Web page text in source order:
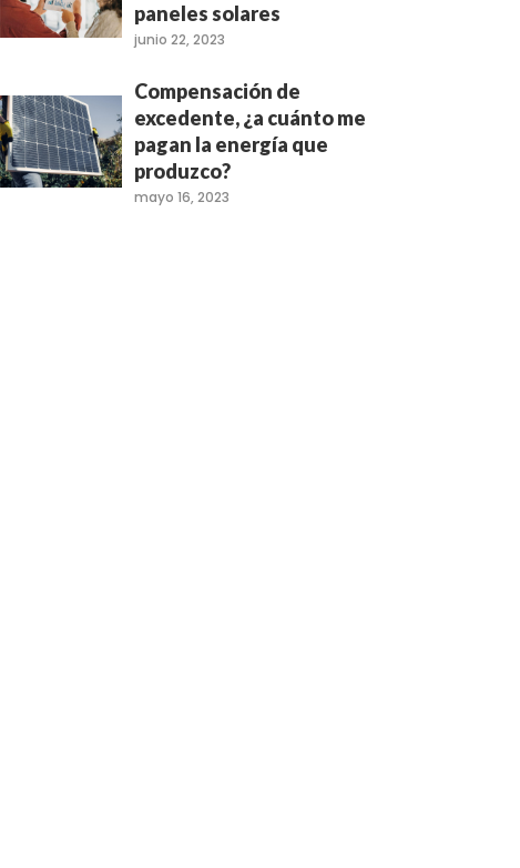
paneles solares
junio 22, 2023
Compensación de
excedente, ¿a cuánto me
pagan la energía que
produzco?
mayo 16, 2023